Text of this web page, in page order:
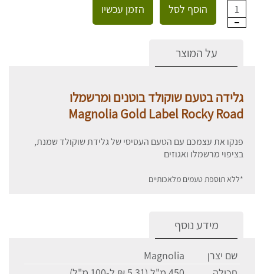
1 הוסף לסל הזמן עכשיו
על המוצר
גלידה בטעם שוקולד בוטנים ומרשמלו
Magnolia Gold Label Rocky Road
פנקו את עצמכם עם הטעם העסיסי של גלידת שוקולד שמנת,
בציפוי מרשמלו ואגוזים
*ללא תוספת טעמים מלאכותיים
מידע נוסף
שם יצרן
Magnolia